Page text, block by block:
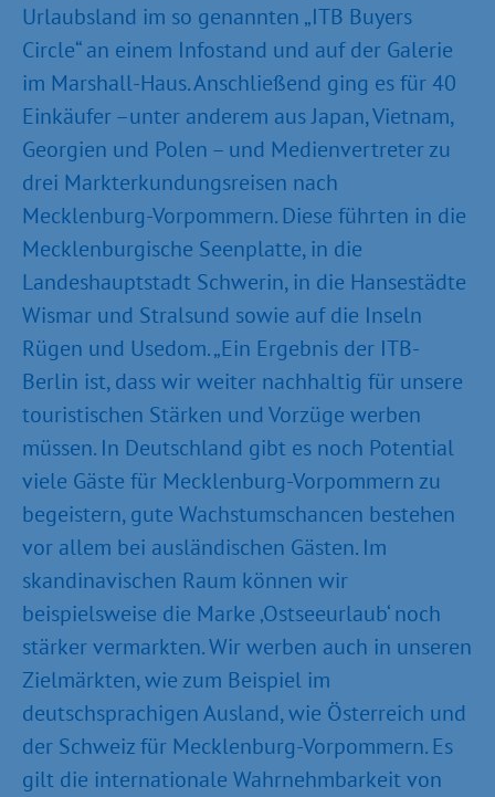
Urlaubsland im so genannten „ITB Buyers
Circle“ an einem Infostand und auf der Galerie
im Marshall-Haus. Anschließend ging es für 40
Einkäufer –unter anderem aus Japan, Vietnam,
Georgien und Polen – und Medienvertreter zu
drei Markterkundungsreisen nach
Mecklenburg-Vorpommern. Diese führten in die
Mecklenburgische Seenplatte, in die
Landeshauptstadt Schwerin, in die Hansestädte
Wismar und Stralsund sowie auf die Inseln
Rügen und Usedom. „Ein Ergebnis der ITB-
Berlin ist, dass wir weiter nachhaltig für unsere
touristischen Stärken und Vorzüge werben
müssen. In Deutschland gibt es noch Potential
viele Gäste für Mecklenburg-Vorpommern zu
begeistern, gute Wachstumschancen bestehen
vor allem bei ausländischen Gästen. Im
skandinavischen Raum können wir
beispielsweise die Marke ‚Ostseeurlaub‘ noch
stärker vermarkten. Wir werben auch in unseren
Zielmärkten, wie zum Beispiel im
deutschsprachigen Ausland, wie Österreich und
der Schweiz für Mecklenburg-Vorpommern. Es
gilt die internationale Wahrnehmbarkeit von